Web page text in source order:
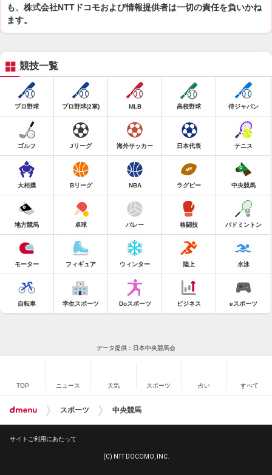
も、株式会社NTTドコモおよび情報提供者は一切の責任を負いかね
ます。
競技一覧
プロ野球 プロ野球(2軍) MLB 高校野球 侍ジャパン
ゴルフ Jリーグ 海外サッカー 日本代表 テニス
大相撲 Bリーグ NBA ラグビー 中央競馬
地方競馬 卓球 バレー 格闘技 バドミントン
モーター フィギュア ウィンター 陸上 水泳
自転車 学生スポーツ Doスポーツ ビジネス eスポーツ
データ提供：日本中央競馬会
TOP ニュース 天気 スポーツ 占い すべて
スポーツ 中央競馬
サイトご利用にあたって
(C) NTT DOCOMO, INC.